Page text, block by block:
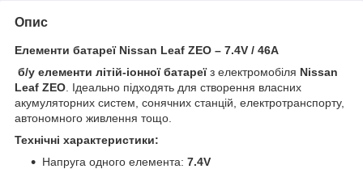
Опис
Елементи батареї Nissan Leaf ZEO – 7.4V / 46A
б/у елементи літій-іонної батареїз електромобіля Nissan
Leaf ZEO . Ідеально підходять для створення власних
акумуляторних систем, сонячних станцій, електротранспорту,
автономного живлення тощо.
Технічні характеристики:
Напруга одного елемента: 7.4V